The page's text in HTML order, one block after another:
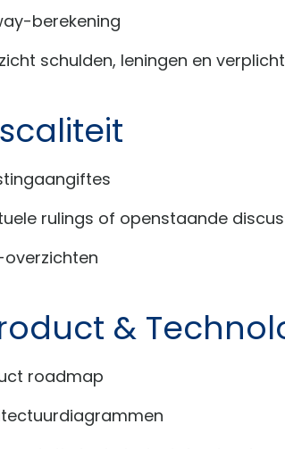
berekening
schulden, leningen en
rulings of openstaande
overzichten
&
roadmap